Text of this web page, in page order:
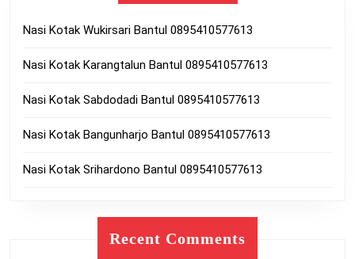
Nasi Kotak Wukirsari Bantul 0895410577613
Nasi Kotak Karangtalun Bantul 0895410577613
Nasi Kotak Sabdodadi Bantul 0895410577613
Nasi Kotak Bangunharjo Bantul 0895410577613
Nasi Kotak Srihardono Bantul 0895410577613
Recent Comments